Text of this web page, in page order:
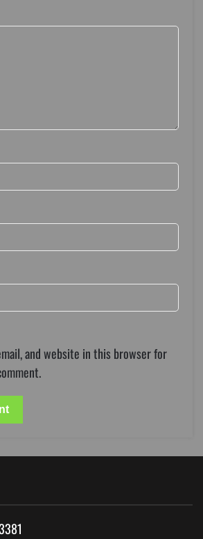
and website in this browser for